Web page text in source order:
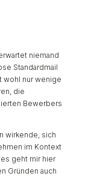
niemand
Standardmail
wohl nur wenige
die
Bewerbers
wirkende, sich
im Kontext
geht mir hier
Gründen auch